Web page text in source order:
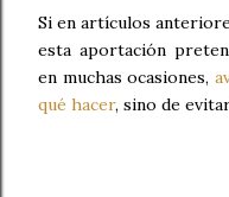
Si en artículos
esta aportación
en muchas ocasiones,
qué hacer, sino de